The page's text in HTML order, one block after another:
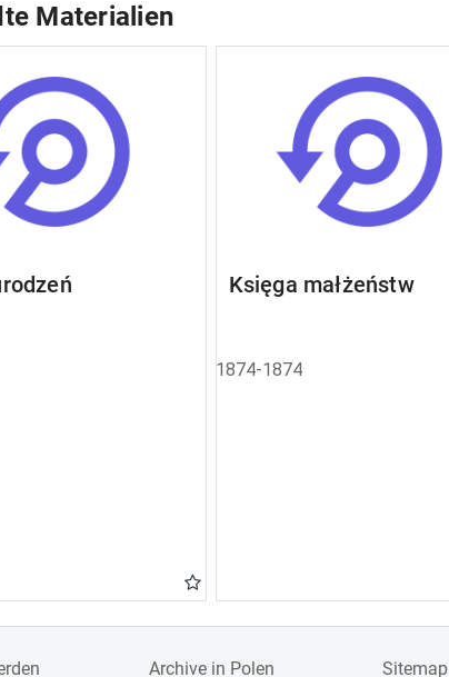
Materialien
Księga małżeństw
1874-1874
Archive in Polen Sitemap